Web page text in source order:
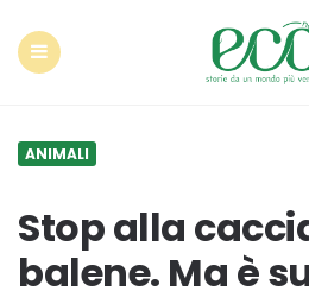
ANIMALI
Stop alla
balene. Ma è